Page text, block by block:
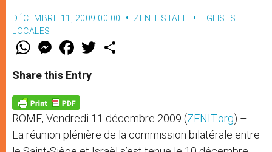
DÉCEMBRE 11, 2009 00:00 ZENIT STAFF
EGLISES
LOCALES
W
t
s
p
p
M
e
s
e
g
e
r
F
a
e
b
o
k
w
Share this Entry
ROME, Vendredi 11 décembre 2009 (ZENIT.org) –
La réunion plénière de la commission bilatérale entre